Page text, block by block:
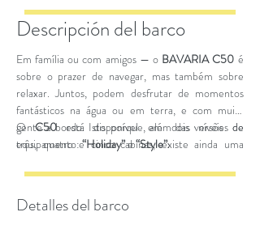
Descripción del barco
Em família ou com amigos — o BAVARIA C50 é
sobre o prazer de navegar, mas também sobre
relaxar. Juntos, podem desfrutar de momentos
fantásticos na água ou em terra, e com muita
gente a bordo. Isto porque, além das versões de
três, quatro e cinco cabinas, existe ainda uma
OC50está disponível em dois níveis de
equipamento:“Holiday”e“Style”.
Detalles del barco